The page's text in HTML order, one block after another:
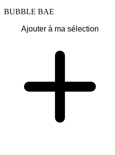
BUBBLE BAE
Ajouter à ma sélection